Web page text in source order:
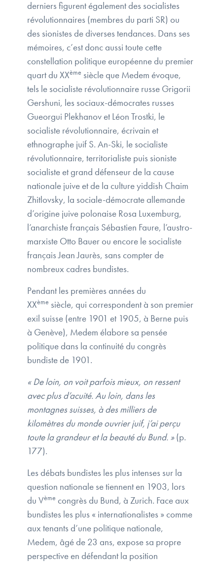
derniers figurent également des socialistes
révolutionnaires (membres du parti SR) ou
des sionistes de diverses tendances. Dans ses
mémoires, c’est donc aussi toute cette
constellation politique européenne du premier
quart du XXème siècle que Medem évoque,
tels le socialiste révolutionnaire russe Grigorii
Gershuni, les sociaux-démocrates russes
Gueorgui Plekhanov et Léon Trostki, le
socialiste révolutionnaire, écrivain et
ethnographe juif S. An-Ski, le socialiste
révolutionnaire, territorialiste puis sioniste
socialiste et grand défenseur de la cause
nationale juive et de la culture yiddish Chaim
Zhitlovsky, la sociale-démocrate allemande
d’origine juive polonaise Rosa Luxemburg,
l’anarchiste français Sébastien Faure, l’austro-
marxiste Otto Bauer ou encore le socialiste
français Jean Jaurès, sans compter de
nombreux cadres bundistes.
Pendant les premières années du
XXème siècle, qui correspondent à son premier
exil suisse (entre 1901 et 1905, à Berne puis
à Genève), Medem élabore sa pensée
politique dans la continuité du congrès
bundiste de 1901.
« De loin, on voit parfois mieux, on ressent
avec plus d’acuité. Au loin, dans les
montagnes suisses, à des milliers de
kilomètres du monde ouvrier juif, j’ai perçu
toute la grandeur et la beauté du Bund. »(p.
177).
Les débats bundistes les plus intenses sur la
question nationale se tiennent en 1903, lors
du Vème congrès du Bund, à Zurich. Face aux
bundistes les plus « internationalistes » comme
aux tenants d’une politique nationale,
Medem, âgé de 23 ans, expose sa propre
perspective en défendant la position